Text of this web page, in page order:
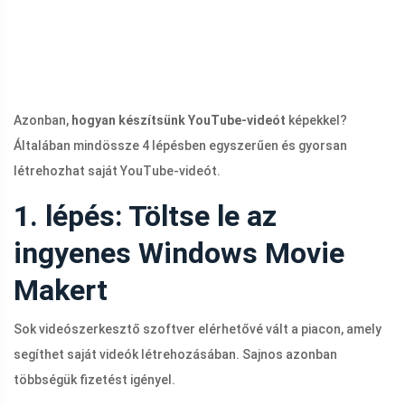
Azonban, hogyan készítsünk YouTube-videót képekkel?
Általában mindössze 4 lépésben egyszerűen és gyorsan
létrehozhat saját YouTube-videót.
1. lépés: Töltse le az
ingyenes Windows Movie
Makert
Sok videószerkesztő szoftver elérhetővé vált a piacon, amely
segíthet saját videók létrehozásában. Sajnos azonban
többségük fizetést igényel.